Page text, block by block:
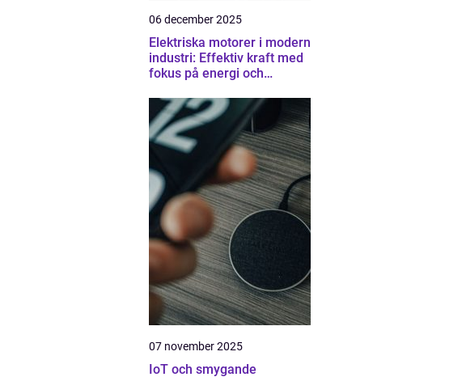
06 december 2025
Elektriska motorer i modern
industri: Effektiv kraft med
fokus på energi och
07 november 2025
IoT och smygande